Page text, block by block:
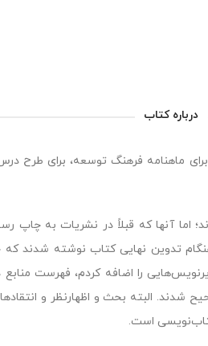
درباره کتاب
ماهنامه فرهنگ توسعه، برای طرح
آنها که قبلاً در نشریات به چاپ
تدوین نهایی کتاب نوشته شدند که
را اضافه کردم، فهرست
شدند. البته بحث و اظهارنظر و
است.